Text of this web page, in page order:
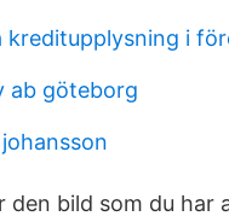
kreditupplysning i
ab göteborg
den bild som du har